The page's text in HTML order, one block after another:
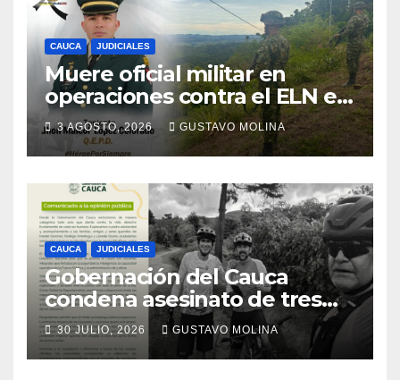
CAUCA JUDICIALES
Muere oficial militar en
operaciones contra el ELN en
el sur del Cauca
3 AGOSTO, 2026 GUSTAVO MOLINA
CAUCA JUDICIALES
Gobernación del Cauca
condena asesinato de tres
ciudadanos y exige medidas
urgentes al Gobierno
Nacional
30 JULIO, 2026 GUSTAVO MOLINA